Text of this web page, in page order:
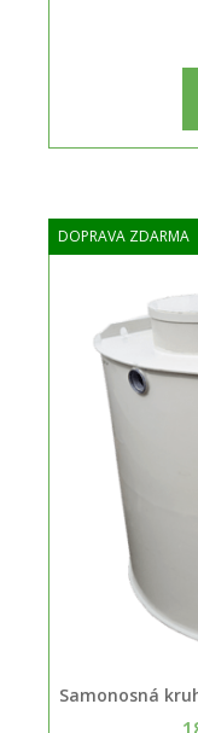
DOPRAVA ZDARMA
Samonosná